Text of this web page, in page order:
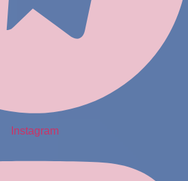
Instagram